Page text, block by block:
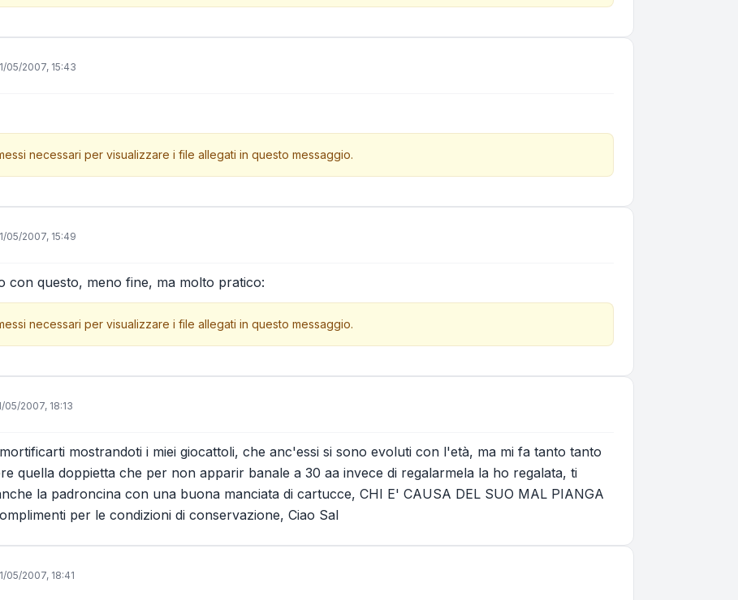
05/2007, 15:43
necessari per visualizzare i file allegati in questo messaggio.
05/2007, 15:49
con questo, meno fine, ma molto pratico:
necessari per visualizzare i file allegati in questo messaggio.
05/2007, 18:13
mostrandoti i miei giocattoli, che anc'essi si sono evoluti con l'età, ma mi fa tanto tanto
quella doppietta che per non apparir banale a 30 aa invece di regalarmela la ho regalata, ti
la padroncina con una buona manciata di cartucce, CHI E' CAUSA DEL SUO MAL PIANGA
per le condizioni di conservazione, Ciao Sal
05/2007, 18:41